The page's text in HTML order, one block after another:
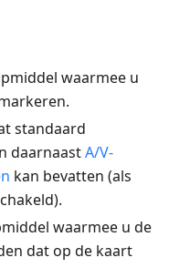
waarmee u
standaard
daarnaastA/V-
kan bevatten (als
waarmee u de
dat op de kaart